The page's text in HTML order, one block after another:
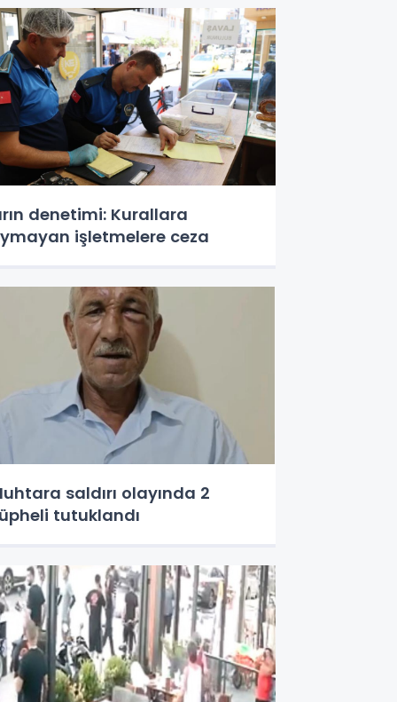
denetimi: Kurallara
işletmelere ceza
saldırı olayında 2
tutuklandı